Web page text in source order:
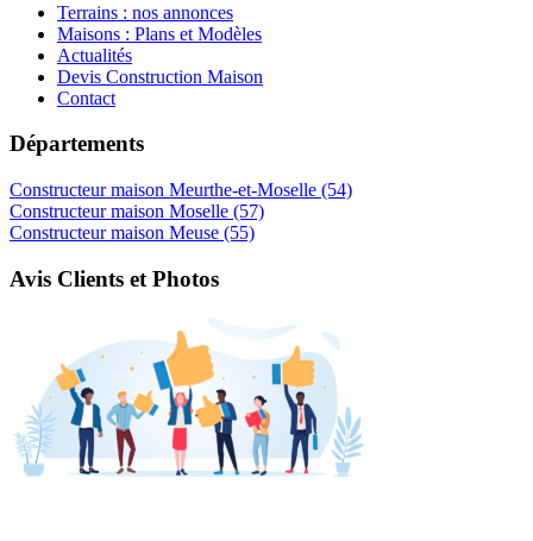
Terrains : nos annonces
Maisons : Plans et Modèles
Actualités
Devis Construction Maison
Contact
Départements
Constructeur maison Meurthe-et-Moselle (54)
Constructeur maison Moselle (57)
Constructeur maison Meuse (55)
Avis Clients et Photos